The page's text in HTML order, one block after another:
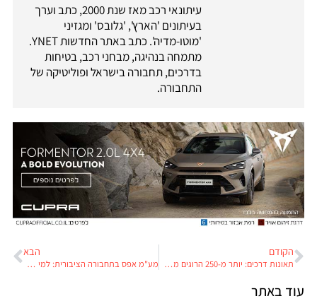
עיתונאי רכב מאז שנת 2000, כתב וערך
בעיתונים 'הארץ', 'גלובס' ומגזיני
'מוטו-מדיה'. כתב באתר החדשות YNET.
מתמחה בנהיגה, מבחני רכב, בטיחות
בדרכים, תחבורה בישראל ופוליטיקה של
התחבורה.
הקודם
תאונות דרכים: יותר מ-250 הרוגים מתחילת השנה
הבא
מע"מ אפס בתחבורה הציבורית: למי זה טוב?
עוד באתר